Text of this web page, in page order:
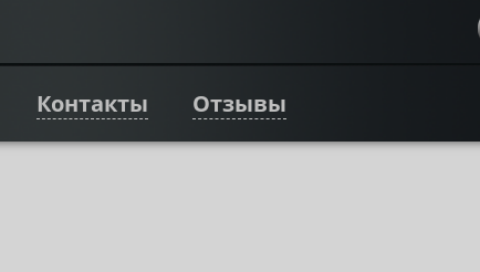
Контакты Отзывы